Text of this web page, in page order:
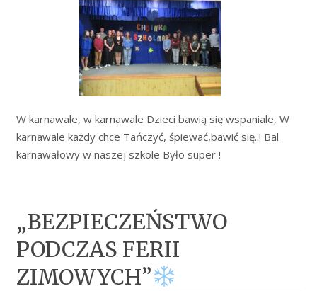
W karnawale, w karnawale Dzieci bawią się wspaniale, W
karnawale każdy chce Tańczyć, śpiewać,bawić się..! Bal
karnawałowy w naszej szkole Było super !
„BEZPIECZEŃSTWO
PODCZAS FERII
ZIMOWYCH”